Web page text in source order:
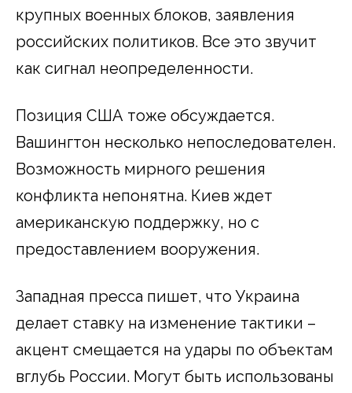
крупных военных блоков, заявления
российских политиков. Все это звучит
как сигнал неопределенности.
Позиция США тоже обсуждается.
Вашингтон несколько непоследователен.
Возможность мирного решения
конфликта непонятна. Киев ждет
американскую поддержку, но с
предоставлением вооружения.
Западная пресса пишет, что Украина
делает ставку на изменение тактики –
акцент смещается на удары по объектам
вглубь России. Могут быть использованы